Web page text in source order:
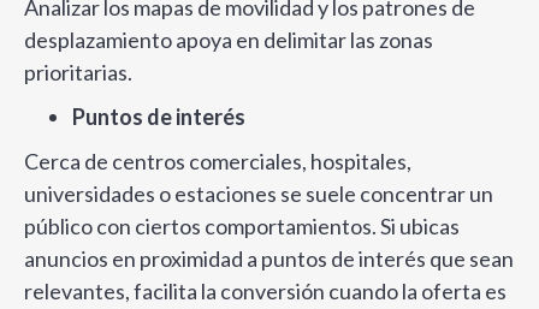
Analizar los mapas de movilidad y los patrones de
desplazamiento apoya en delimitar las zonas
prioritarias.
Puntos de interés
Cerca de centros comerciales, hospitales,
universidades o estaciones se suele concentrar un
público con ciertos comportamientos. Si ubicas
anuncios en proximidad a puntos de interés que sean
relevantes, facilita la conversión cuando la oferta es